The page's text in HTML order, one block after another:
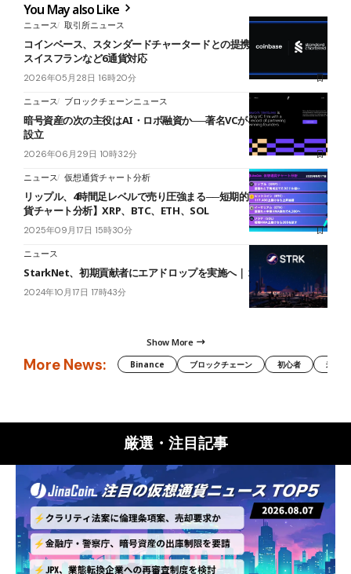
You May also Like
ニュース 取引所ニュース
コインベース、スタンダードチャータードとの提携拡大──豪ドルや
スイスフランなど6通貨対応
2026年05月28日 16時20分
ニュース ブロックチェーンニュース
暗号資産の次の主役はAI・ロボ融資か──著名VCが4億ドルファンド
設立
2026年06月29日 10時32分
ニュース 仮想通貨チャート分析
リップル、4時間足レベルで売り圧強まる──短期的下落警戒【仮想通
貨チャート分析】XRP、BTC、ETH、SOL
2025年09月17日 15時30分
ニュース
StarkNet、初期貢献者にエアドロップを実施へ｜２０日配布開始
2024年10月17日 17時43分
Show More
More News: Binance ブロックチェーン 初心者 米国
厳選・注目記事